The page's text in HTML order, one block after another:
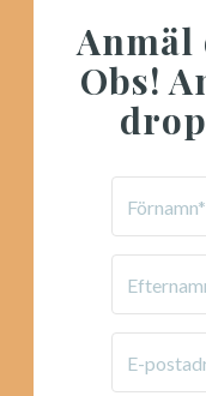
Anmäl
Obs!